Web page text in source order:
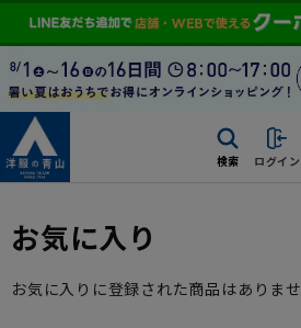
検索 ログイン
お気に入り
お気に入りに登録された商品はありませ